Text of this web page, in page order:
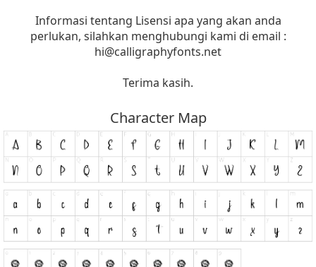
Informasi tentang Lisensi apa yang akan anda
perlukan, silahkan menghubungi kami di email :
hi@calligraphyfonts.net
Terima kasih.
Character Map